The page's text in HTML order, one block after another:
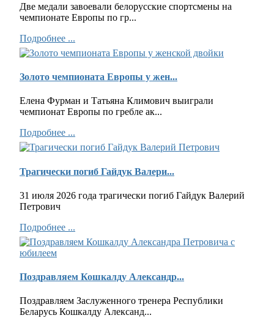
Две медали завоевали белорусские спортсмены на
чемпионате Европы по гр...
Подробнее ...
Золото чемпионата Европы у жен...
Елена Фурман и Татьяна Климович выиграли
чемпионат Европы по гребле ак...
Подробнее ...
Трагически погиб Гайдук Валери...
31 июля 2026 года трагически погиб Гайдук Валерий
Петрович
Подробнее ...
Поздравляем Кошкалду Александр...
Поздравляем Заслуженного тренера Республики
Беларусь Кошкалду Александ...